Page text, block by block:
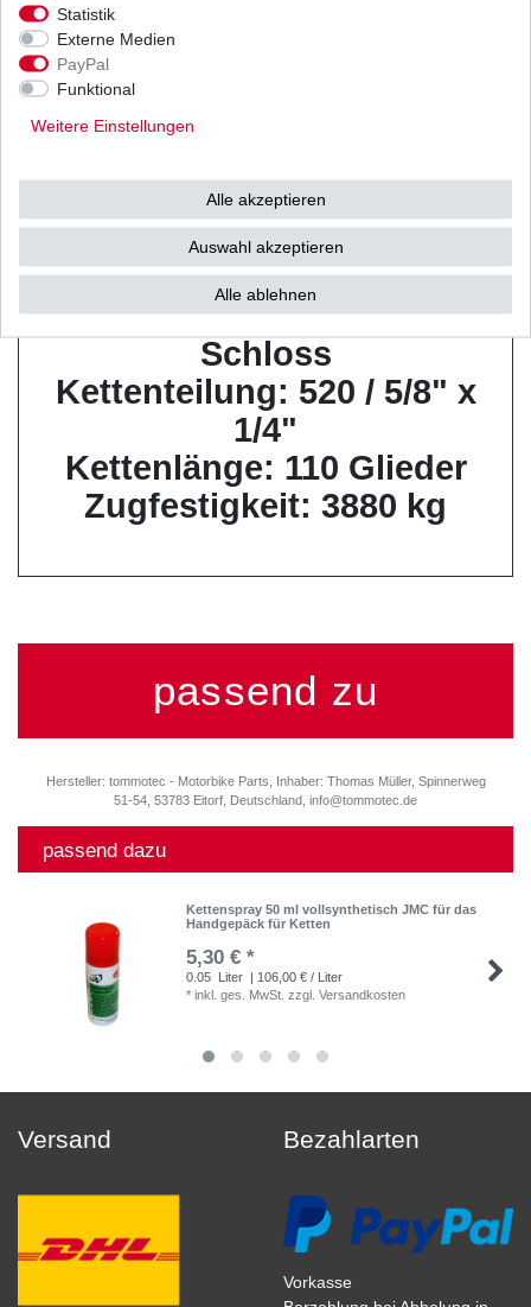
D.I.D
Kettentyp: ZVM2 super
verstärkt X-Ring
Farbe: gold / schwarz
Zustand: geschlossen ohne
Schloss
Kettenteilung: 520 / 5/8" x
1/4"
Kettenlänge: 110 Glieder
Zugfestigkeit: 3880 kg
passend zu
Hersteller: tommotec - Motorbike Parts, Inhaber: Thomas Müller, Spinnerweg
51-54, 53783 Eitorf, Deutschland, info@tommotec.de
passend dazu
Kettenspray 50 ml vollsynthetisch JMC für das
Handgepäck für Ketten
5,30 € *
0.05 Liter | 106,00 € / Liter
*inkl. ges. MwSt. zzgl.Versandkosten
Versand Bezahlarten
Vorkasse
Statistik
Externe Medien
PayPal
Funktional
Weitere Einstellungen
Alle akzeptieren
Auswahl akzeptieren
Alle ablehnen